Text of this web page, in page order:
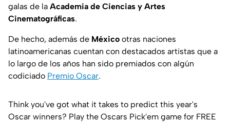
galas de la Academia de Ciencias y Artes
Cinematográficas.
De hecho, además de México otras naciones
latinoamericanas cuentan con destacados artistas que a
lo largo de los años han sido premiados con algún
codiciado Premio Oscar.
Think you've got what it takes to predict this year's
Oscar winners? Play the Oscars Pick'em game for FREE